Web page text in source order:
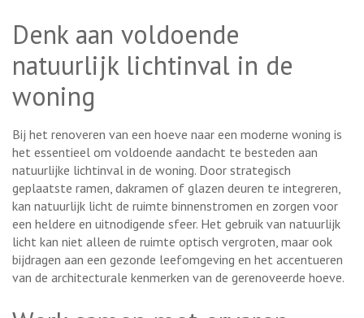
Denk aan voldoende
natuurlijk lichtinval in de
woning
Bij het renoveren van een hoeve naar een moderne woning is
het essentieel om voldoende aandacht te besteden aan
natuurlijke lichtinval in de woning. Door strategisch
geplaatste ramen, dakramen of glazen deuren te integreren,
kan natuurlijk licht de ruimte binnenstromen en zorgen voor
een heldere en uitnodigende sfeer. Het gebruik van natuurlijk
licht kan niet alleen de ruimte optisch vergroten, maar ook
bijdragen aan een gezonde leefomgeving en het accentueren
van de architecturale kenmerken van de gerenoveerde hoeve.